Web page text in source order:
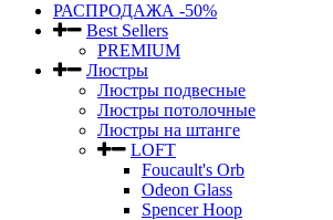
РАСПРОДАЖА -50%
Best Sellers
PREMIUM
Люстры
Люстры подвесные
Люстры потолочные
Люстры на штанге
LOFT
Foucault's Orb
Odeon Glass
Spencer Hoop